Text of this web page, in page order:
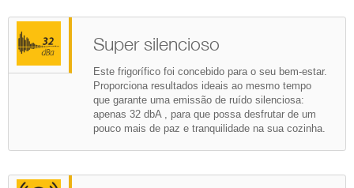
Super silencioso
Este frigorífico foi concebido para o seu bem-estar.
Proporciona resultados ideais ao mesmo tempo
que garante uma emissão de ruído silenciosa:
apenas 32 dbA , para que possa desfrutar de um
pouco mais de paz e tranquilidade na sua cozinha.